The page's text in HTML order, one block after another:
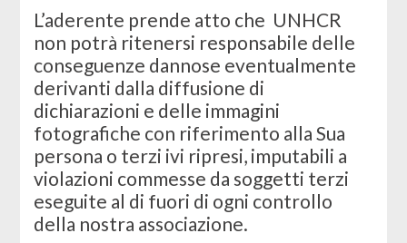
L’aderente prende atto che UNHCR
non potrà ritenersi responsabile delle
conseguenze dannose eventualmente
derivanti dalla diffusione di
dichiarazioni e delle immagini
fotografiche con riferimento alla Sua
persona o terzi ivi ripresi, imputabili a
violazioni commesse da soggetti terzi
eseguite al di fuori di ogni controllo
della nostra associazione.